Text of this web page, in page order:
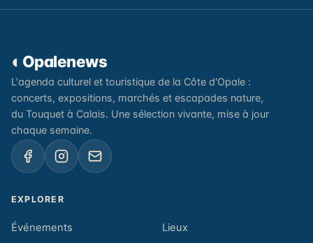
◐ Opalenews
L'agenda culturel et touristique de la Côte d'Opale :
concerts, expositions, marchés et escapades nature,
du Touquet à Calais. Une sélection vivante, mise à jour
chaque semaine.
EXPLORER
Événements Lieux